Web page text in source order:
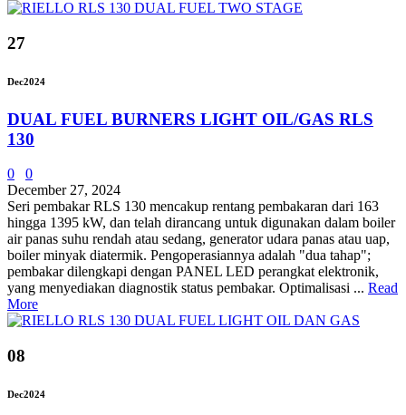
27
Dec2024
DUAL FUEL BURNERS LIGHT OIL/GAS RLS
130
0
0
December 27, 2024
Seri pembakar RLS 130 mencakup rentang pembakaran dari 163
hingga 1395 kW, dan telah dirancang untuk digunakan dalam boiler
air panas suhu rendah atau sedang, generator udara panas atau uap,
boiler minyak diatermik. Pengoperasiannya adalah "dua tahap";
pembakar dilengkapi dengan PANEL LED perangkat elektronik,
yang menyediakan diagnostik status pembakar. Optimalisasi ... Read
More
08
Dec2024